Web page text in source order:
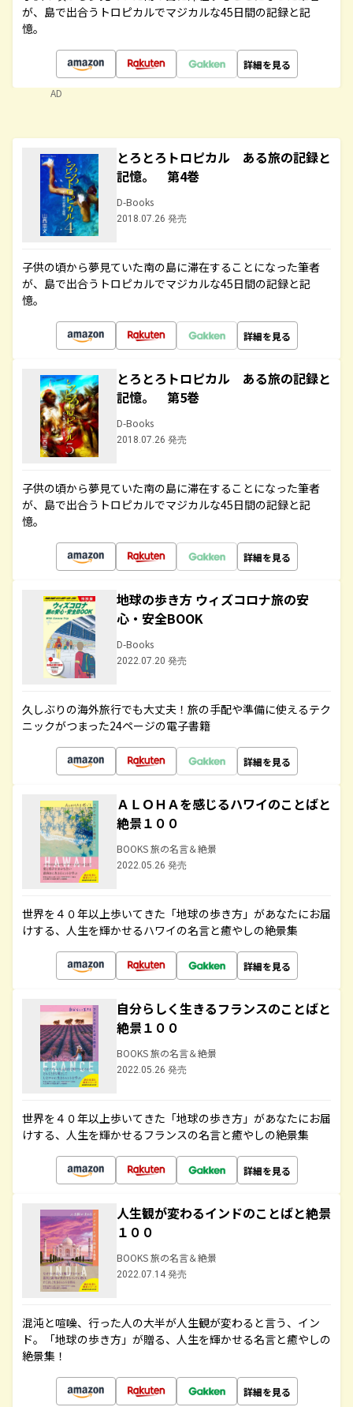
が、島で出合うトロピカルでマジカルな45日間の記録と記
憶。
詳細を見る
AD
とろとろトロピカル ある旅の記録と
記憶。 第4巻
D-Books
2018.07.26 発売
子供の頃から夢見ていた南の島に滞在することになった筆者
が、島で出合うトロピカルでマジカルな45日間の記録と記
憶。
詳細を見る
とろとろトロピカル ある旅の記録と
記憶。 第5巻
D-Books
2018.07.26 発売
子供の頃から夢見ていた南の島に滞在することになった筆者
が、島で出合うトロピカルでマジカルな45日間の記録と記
憶。
詳細を見る
地球の歩き方 ウィズコロナ旅の安
心・安全BOOK
D-Books
2022.07.20 発売
久しぶりの海外旅行でも大丈夫！旅の手配や準備に使えるテク
ニックがつまった24ページの電子書籍
詳細を見る
ＡＬＯＨＡを感じるハワイのことばと
絶景１００
BOOKS 旅の名言＆絶景
2022.05.26 発売
世界を４０年以上歩いてきた「地球の歩き方」があなたにお届
けする、人生を輝かせるハワイの名言と癒やしの絶景集
詳細を見る
自分らしく生きるフランスのことばと
絶景１００
BOOKS 旅の名言＆絶景
2022.05.26 発売
世界を４０年以上歩いてきた「地球の歩き方」があなたにお届
けする、人生を輝かせるフランスの名言と癒やしの絶景集
詳細を見る
人生観が変わるインドのことばと絶景
１００
BOOKS 旅の名言＆絶景
2022.07.14 発売
混沌と喧噪、行った人の大半が人生観が変わると言う、イン
ド。「地球の歩き方」が贈る、人生を輝かせる名言と癒やしの
絶景集！
詳細を見る